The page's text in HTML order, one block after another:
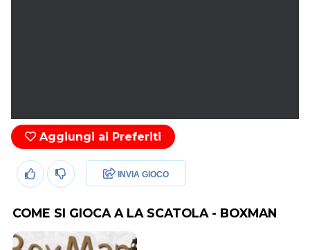
Aggiungi ai Preferiti
INVIA GIOCO
COME SI GIOCA A LA SCATOLA - BOXMAN